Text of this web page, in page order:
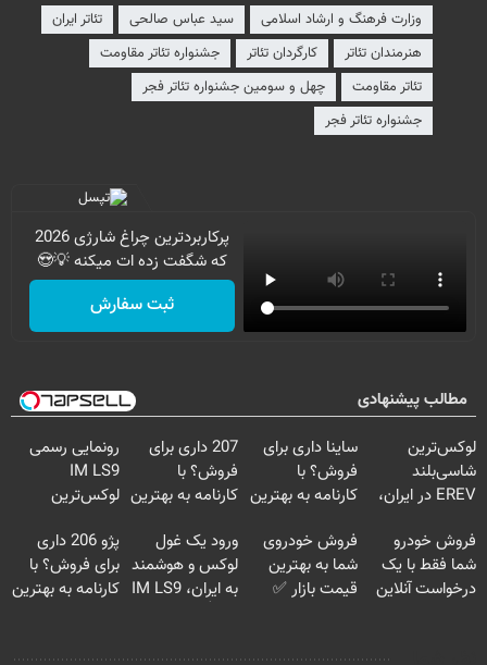
وزارت فرهنگ و ارشاد اسلامی سید عباس صالحی
تئاتر ایران
هنرمندان تئاتر
کارگردان تئاتر
جشنواره تئاتر مقاومت
تئاتر مقاومت
چهل و سومین جشنواره تئاتر فجر
جشنواره تئاتر فجر
پرکاربردترین چراغ شارژی 2026
که شگفت زده ات میکنه 💡😍
ثبت سفارش
مطالب پیشنهادی
لوکس‌ترین
شاسی‌بلند
EREV در ایران،
رونمایی شد!
ساینا داری برای
فروش؟ با
کارنامه به بهترین
207 داری برای
فروش؟ با
کارنامه به بهترین
رونمایی رسمی
IM LS9
لوکس‌ترین
فروش خودرو
شما فقط با یک
درخواست آنلاین
فروش خودروی
شما به بهترین
قیمت بازار ✅
ورود یک غول
لوکس و هوشمند
به ایران، IM LS9
پژو 206 داری
برای فروش؟ با
کارنامه به بهترین